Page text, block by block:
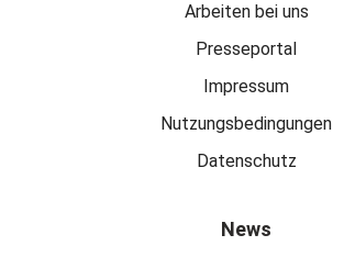
Arbeiten bei uns
Presseportal
Impressum
Nutzungsbedingungen
Datenschutz
News